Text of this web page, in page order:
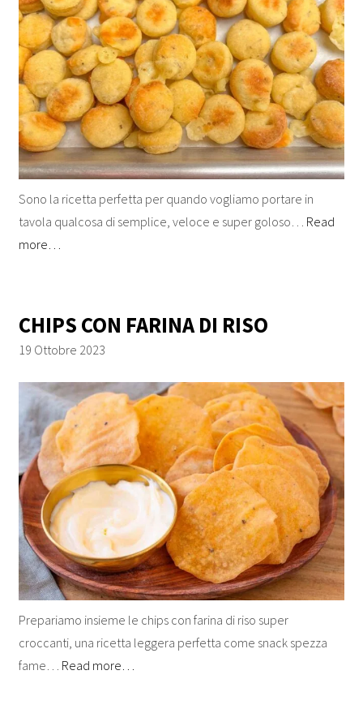
Sono la ricetta perfetta per quando vogliamo portare in
tavola qualcosa di semplice, veloce e super goloso… Read
more…
CHIPS CON FARINA DI RISO
19 Ottobre 2023
Prepariamo insieme le chips con farina di riso super
croccanti, una ricetta leggera perfetta come snack spezza
fame… Read more…